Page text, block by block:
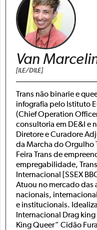
Van
[ILE/DILE]
Trans não binarie e
infografia pelo Istituto
(Chief Operation
consultoria em DE&I e
Diretore e Curadore
da Marcha do Orgulho
Feira Trans de
empregabilidade,
Internacional [SSEX
Atuou no mercado das
nacionais,
e institucionais.
Internacional Drag
King Queer” Cidão